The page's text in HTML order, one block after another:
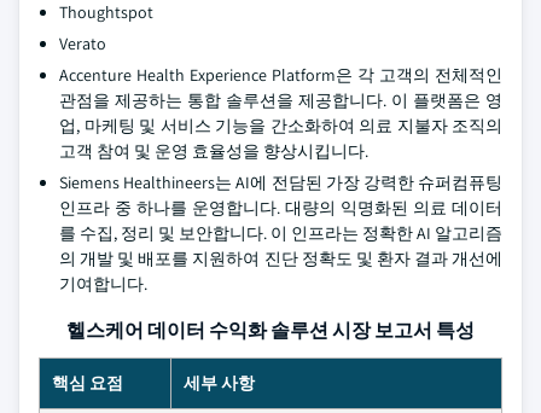
Thoughtspot
Verato
Accenture Health Experience Platform은 각 고객의 전체적인
관점을 제공하는 통합 솔루션을 제공합니다. 이 플랫폼은 영
업, 마케팅 및 서비스 기능을 간소화하여 의료 지불자 조직의
고객 참여 및 운영 효율성을 향상시킵니다.
Siemens Healthineers는 AI에 전담된 가장 강력한 슈퍼컴퓨팅
인프라 중 하나를 운영합니다. 대량의 익명화된 의료 데이터
를 수집, 정리 및 보안합니다. 이 인프라는 정확한 AI 알고리즘
의 개발 및 배포를 지원하여 진단 정확도 및 환자 결과 개선에
기여합니다.
헬스케어 데이터 수익화 솔루션 시장 보고서 특성
핵심 요점 세부 사항